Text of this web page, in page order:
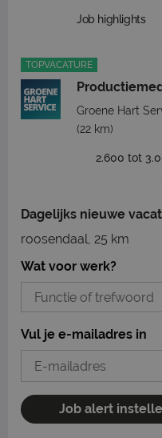
Job highlights
TOPVACATURE
Groene Hart
(22 km)
2.600 tot
Dagelijks nieuwe
roosendaal, 25 km
Wat voor werk?
Vul je e-mailadres in
Job alert